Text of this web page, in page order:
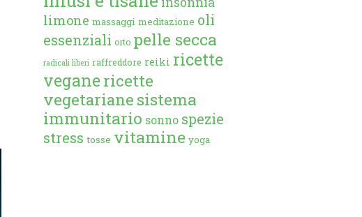
limone massaggi meditazione oli
essenziali orto pelle secca
radicali liberi raffreddore reiki ricette
veganericette
vegetariane sistema
immunitario sonno spezie
stress tosse vitamine yoga